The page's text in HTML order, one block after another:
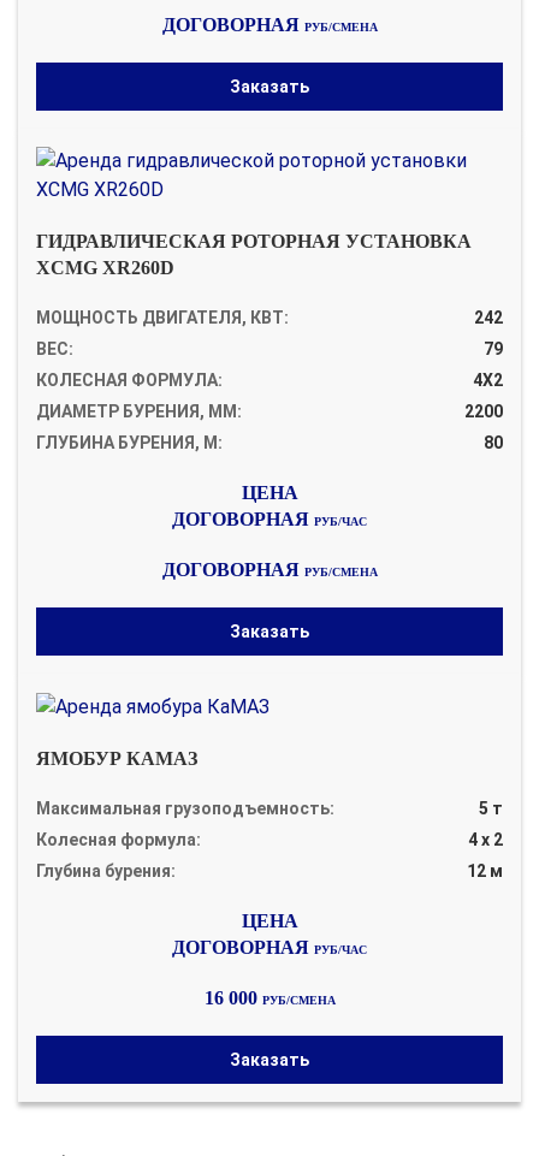
ДОГОВОРНАЯ РУБ/СМЕНА
Заказать
ГИДРАВЛИЧЕСКАЯ РОТОРНАЯ УСТАНОВКА
XCMG XR260D
МОЩНОСТЬ ДВИГАТЕЛЯ, КВТ:
242
ВЕС:
79
КОЛЕСНАЯ ФОРМУЛА:
4Х2
ДИАМЕТР БУРЕНИЯ, ММ:
2200
ГЛУБИНА БУРЕНИЯ, М:
80
ДОГОВОРНАЯ РУБ/ЧАС
ДОГОВОРНАЯ РУБ/СМЕНА
Заказать
ЯМОБУР КАМАЗ
Максимальная грузоподъемность:
5 т
Колесная формула:
4 х 2
Глубина бурения:
12 м
ДОГОВОРНАЯ РУБ/ЧАС
16 000 РУБ/СМЕНА
Заказать